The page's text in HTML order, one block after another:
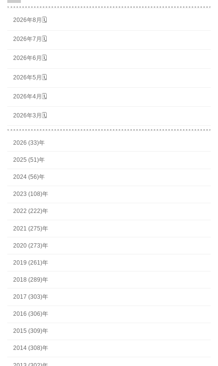
2026年8月🗓
2026年7月🗓
2026年6月🗓
2026年5月🗓
2026年4月🗓
2026年3月🗓
2026 (33)年
2025 (51)年
2024 (56)年
2023 (108)年
2022 (222)年
2021 (275)年
2020 (273)年
2019 (261)年
2018 (289)年
2017 (303)年
2016 (306)年
2015 (309)年
2014 (308)年